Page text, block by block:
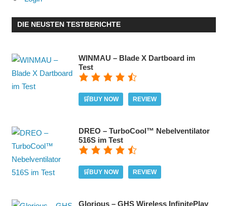
DIE NEUSTEN TESTBERICHTE
WINMAU – Blade X Dartboard im
Test
🛒BUY NOW REVIEW
DREO – TurboCool™ Nebelventilator
516S im Test
🛒BUY NOW REVIEW
Glorious – GHS Wireless InfinitePlay